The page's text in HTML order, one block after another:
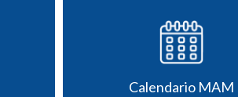
Calendario MAM